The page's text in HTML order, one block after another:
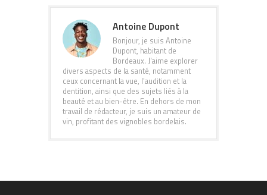
Antoine Dupont
Bonjour, je suis Antoine
Dupont, habitant de
Bordeaux. J'aime explorer
divers aspects de la santé, notamment
ceux concernant la vue, l'audition et la
dentition, ainsi que des sujets liés à la
beauté et au bien-être. En dehors de mon
travail de rédacteur, je suis un amateur de
vin, profitant des vignobles bordelais.